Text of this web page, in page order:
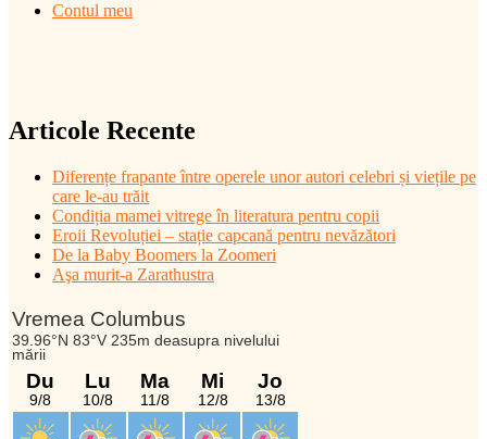
Contul meu
Articole Recente
Diferențe frapante între operele unor autori celebri și viețile pe
care le-au trăit
Condiția mamei vitrege în literatura pentru copii
Eroii Revoluției – stație capcană pentru nevăzători
De la Baby Boomers la Zoomeri
Aşa murit-a Zarathustra